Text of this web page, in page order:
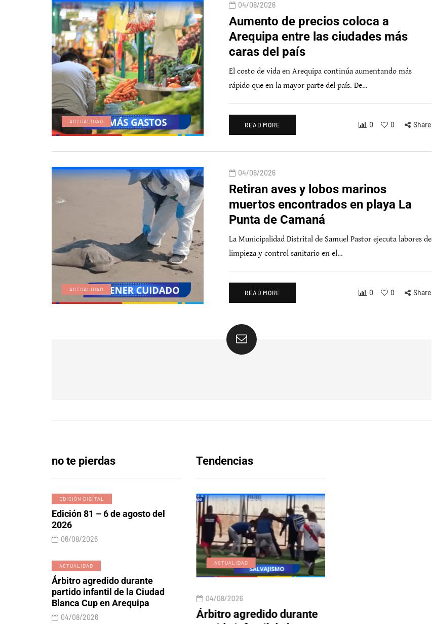
ACTUALIDAD
04/08/2026
Aumento de precios coloca a
Arequipa entre las ciudades más
caras del país
El costo de vida en Arequipa continúa aumentando más
rápido que en la mayor parte del país. De…
READ MORE 0 0 Share
ACTUALIDAD
04/08/2026
Retiran aves y lobos marinos
muertos encontrados en playa La
Punta de Camaná
La Municipalidad Distrital de Samuel Pastor ejecuta labores de
limpieza y control sanitario en el…
READ MORE 0 0 Share
no te pierdas
EDICIÓN DIGITAL
Edición 81 – 6 de agosto del
2026
06/08/2026
ACTUALIDAD
Árbitro agredido durante
partido infantil de la Ciudad
Blanca Cup en Arequipa
04/08/2026
Tendencias
EDICIÓN DIGITAL
06/08/2026
Edición 81 – 6 de agosto
ACTUALIDAD
04/08/2026
Árbitro agredido durante